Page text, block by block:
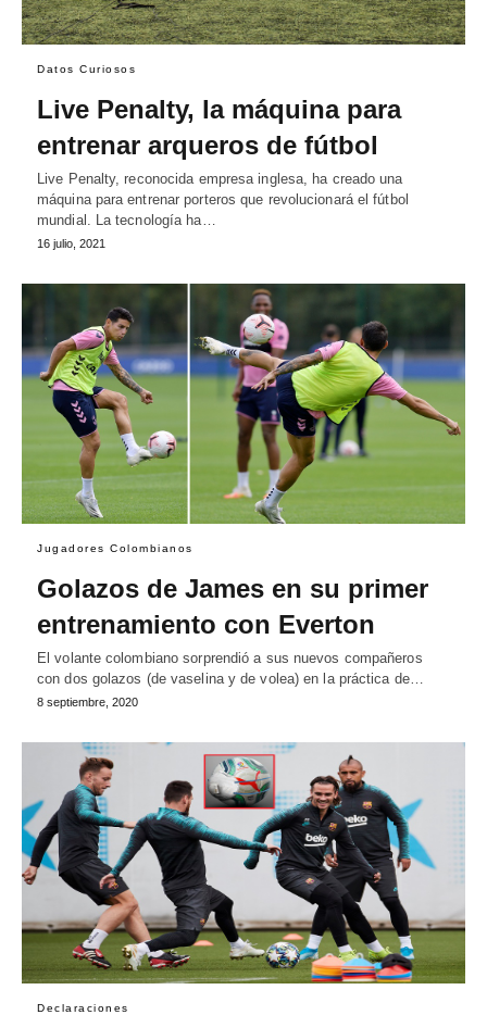
Datos Curiosos
Live Penalty, la máquina para
entrenar arqueros de fútbol
Live Penalty, reconocida empresa inglesa, ha creado una
máquina para entrenar porteros que revolucionará el fútbol
mundial. La tecnología ha…
16 julio, 2021
Jugadores Colombianos
Golazos de James en su primer
entrenamiento con Everton
El volante colombiano sorprendió a sus nuevos compañeros
con dos golazos (de vaselina y de volea) en la práctica de…
8 septiembre, 2020
Declaraciones